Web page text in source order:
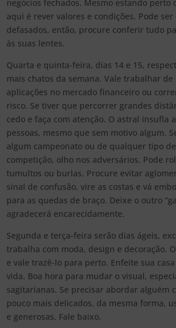
negócios fechados. Mesmo estando perto
aqui é rever valores e condições. Pode
defasados, então, procure conferir tudo
às suas lentes.
Quarta e quinta-feira, dias 14 e 15,
mais chatos da semana. Vale trabalhar
aplicações no mercado financeiro ou
risco. Se tiver que percorrer grandes
cedo e faça com atenção. O astral insufla
pessoas, mesmo que sem motivo algum.
algum campeonato ou de qualquer tipo
competição, olho nos adversários. Pode
tumultos ou burlas. Procure evitar
sinal de confusão, vire as costas e vá
para as quedas de braço. Deixe o outro
agradecerá encarecidamente.
Segunda e terça-feira serão dias ágeis,
trabalha com moda, design e decoração.
e vale trazê-lo para perto. Enfeite sua
vida. Boa hora para mudar o visual,
sagitarianas. Se precisar abordar alguém
pouco mais delicados, da mesma forma,
e generosas. Fale baixo.